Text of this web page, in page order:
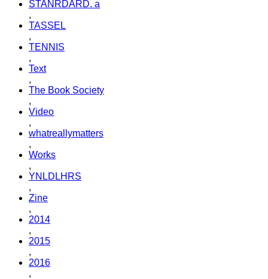
STANRDARD. a
,
TASSEL
,
TENNIS
,
Text
,
The Book Society
,
Video
,
whatreallymatters
,
Works
,
YNLDLHRS
,
Zine
,
2014
,
2015
,
2016
,